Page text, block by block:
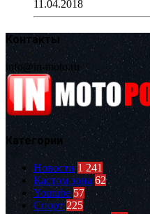
11.04.2018
Контакты
info@in-moto.ru
Категории
Новости 1 241
Кастом зона 62
Youtube 57
Спорт 225